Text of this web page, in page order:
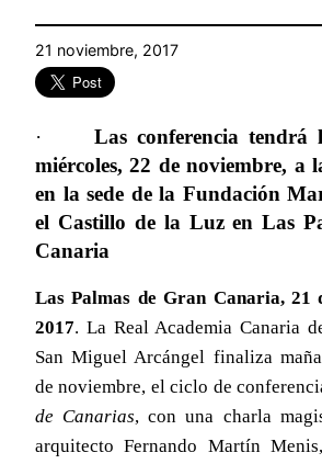
21 noviembre, 2017
·
Las conferencia tendrá
miércoles, 22 de noviembre, a
en la sede de la Fundación
el Castillo de la Luz en Las
Canaria
Las Palmas de Gran Canaria, 21
2017. La Real Academia Canaria
San Miguel Arcángel finaliza
de noviembre, el ciclo de
de Canarias, con una charla
arquitecto Fernando Martín